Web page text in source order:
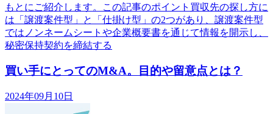
もとにご紹介します。この記事のポイント買収先の探し方に
は「譲渡案件型」と「仕掛け型」の2つがあり、譲渡案件型
ではノンネームシートや企業概要書を通じて情報を開示し、
秘密保持契約を締結する
買い手にとってのM&A。目的や留意点とは？
2024年09月10日